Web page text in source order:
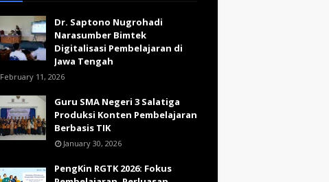
Dr. Saptono Nugrohadi
Narasumber Bimtek
Digitalisasi Pembelajaran di
Jawa Tengah
February 11, 2026
Guru SMA Negeri 3 Salatiga
Produksi Konten Pembelajaran
Berbasis TIK
January 30, 2026
PengKin RGTK 2026: Fokus